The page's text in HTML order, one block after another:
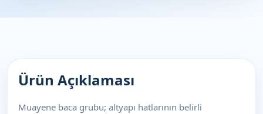
Ürün Açıklaması
Muayene baca grubu; altyapı hatlarının belirli